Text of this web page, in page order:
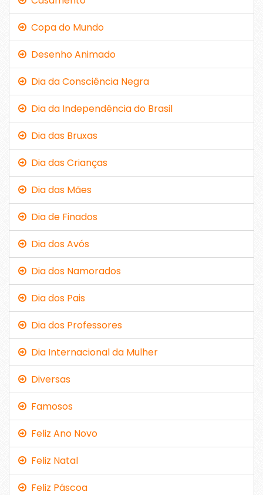
Copa do Mundo
Desenho Animado
Dia da Consciência Negra
Dia da Independência do Brasil
Dia das Bruxas
Dia das Crianças
Dia das Mães
Dia de Finados
Dia dos Avós
Dia dos Namorados
Dia dos Pais
Dia dos Professores
Dia Internacional da Mulher
Diversas
Famosos
Feliz Ano Novo
Feliz Natal
Feliz Páscoa